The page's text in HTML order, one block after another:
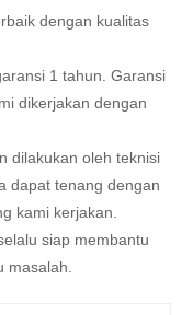
dengan kualitas
1 tahun. Garansi
dikerjakan dengan
dilakukan oleh teknisi
dapat tenang dengan
kami kerjakan.
siap membantu
masalah.